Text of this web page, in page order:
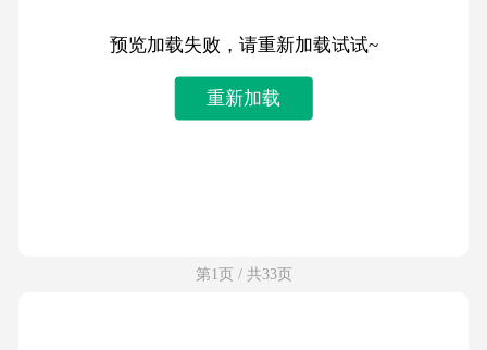
预览加载失败，请重新加载试试~
重新加载
第1页 / 共33页